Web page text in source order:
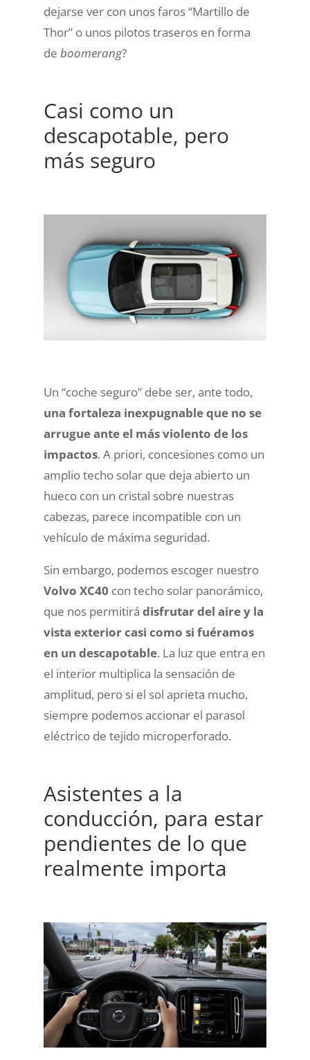
dejarse ver con unos faros “Martillo de
Thor” o unos pilotos traseros en forma
de boomerang?
Casi como un
descapotable, pero
más seguro
Un “coche seguro” debe ser, ante todo,
una fortaleza inexpugnable que no se
arrugue ante el más violento de los
impactos. A priori, concesiones como un
amplio techo solar que deja abierto un
hueco con un cristal sobre nuestras
cabezas, parece incompatible con un
vehículo de máxima seguridad.
Sin embargo, podemos escoger nuestro
Volvo XC40 con techo solar panorámico,
que nos permitirá disfrutar del aire y la
vista exterior casi como si fuéramos
en un descapotable. La luz que entra en
el interior multiplica la sensación de
amplitud, pero si el sol aprieta mucho,
siempre podemos accionar el parasol
eléctrico de tejido microperforado.
Asistentes a la
conducción, para estar
pendientes de lo que
realmente importa